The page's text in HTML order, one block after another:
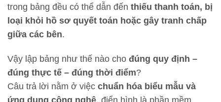
trong bảng đều có thể dẫn đến thiếu thanh toán, bị
loại khỏi hồ sơ quyết toán hoặc gây tranh chấp
giữa các bên.
Vậy lập bảng như thế nào cho đúng quy định –
đúng thực tế – đúng thời điểm?
Câu trả lời nằm ở việc chuẩn hóa biểu mẫu và
ứng dụng công nghệ, điển hình là phần mềm